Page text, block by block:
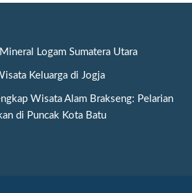
Logam Sumatera Utara
Keluarga di Jogja
Wisata Alam Brakseng: Pelarian
di Puncak Kota Batu